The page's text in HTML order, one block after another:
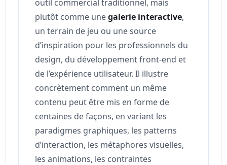
outil commercial traditionnel, mais
plutôt comme unegalerie interactive,
un terrain de jeu ou une source
d’inspiration pour les professionnels du
design, du développement front-end et
de l’expérience utilisateur. Il illustre
concrètement comment un même
contenu peut être mis en forme de
centaines de façons, en variant les
paradigmes graphiques, les patterns
d’interaction, les métaphores visuelles,
les animations, les contraintes